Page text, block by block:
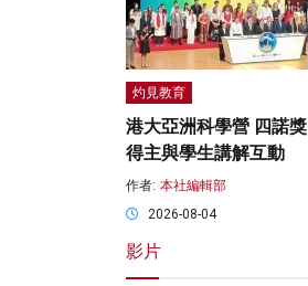
灼見教育
港大亞洲科學營 四諾獎
得主與學生講解互動
作者: 本社編輯部
2026-08-04
影片